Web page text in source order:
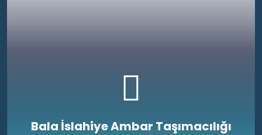
Bala İslahiye Ambar Taşımacılığı